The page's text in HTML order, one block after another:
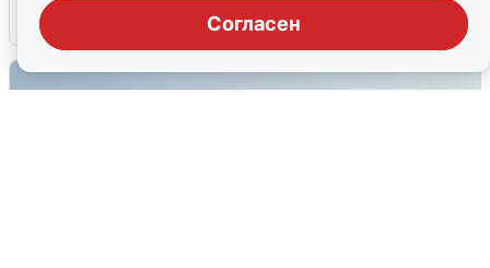
Согласен
6 августа